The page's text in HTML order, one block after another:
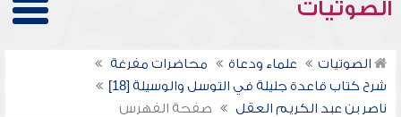
الصوتيات
الصوتيات علماء ودعاة
محاضرات مفرغة
شرح كتاب قاعدة جليلة في التوسل والوسيلة [18]
ناصر بن عبد الكريم العقل
صفحة الفهرس